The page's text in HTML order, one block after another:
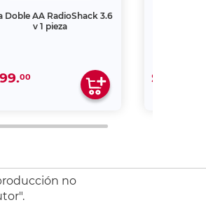
Doble AA RadioShack 3.6
v 1 pieza
00 $99.
no